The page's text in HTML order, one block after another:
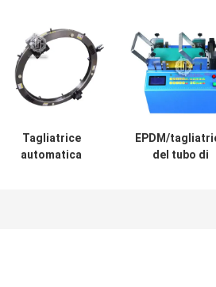
Tagliatrice
automatica
EPDM/
del tubo di